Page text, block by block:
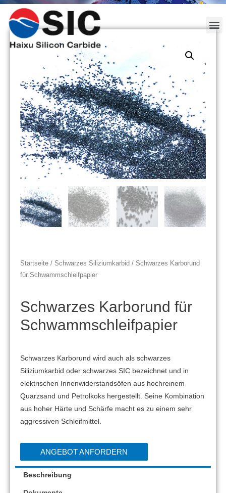
Startseite / Schwarzes Siliziumkarbid / Schwarzes Karborund
für Schwammschleifpapier
Schwarzes Karborund für
Schwammschleifpapier
Schwarzes Karborund wird auch als schwarzes
Siliziumkarbid oder schwarzes SIC bezeichnet und in
elektrischen Innenwiderstandsöfen aus hochreinem
Quarzsand und Petrolkoks hergestellt. Seine Kombination
aus hoher Härte und Schärfe macht es zu einem sehr
aggressiven Schleifmittel.
ANGEBOT ANFORDERN
Beschreibung